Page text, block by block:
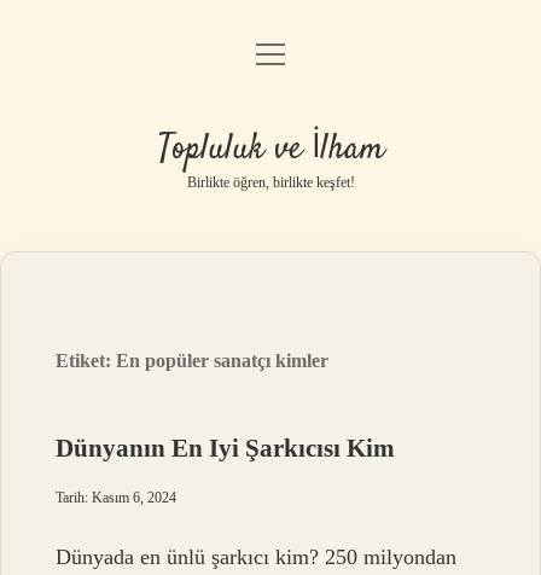
Anasayfa
Gizlilik Politikası
Yasal Uyarı
menüyü
Topluluk ve İlham
Birlikte öğren, birlikte keşfet!
Etiket:En popüler sanatçı kimler
Dünyanın En Iyi Şarkıcısı Kim
Tarih: Kasım 6, 2024
Dünyada en ünlü şarkıcı kim? 250 milyondan